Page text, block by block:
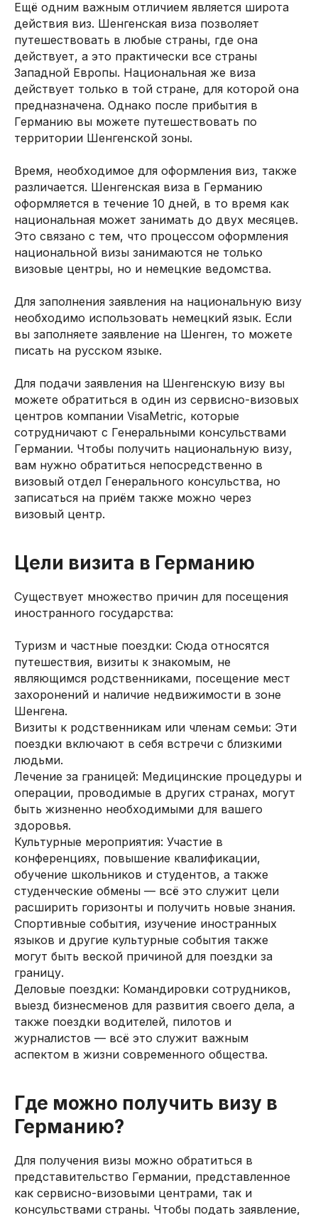
Ещё одним важным отличием является широта
действия виз. Шенгенская виза позволяет
путешествовать в любые страны, где она
действует, а это практически все страны
Западной Европы. Национальная же виза
действует только в той стране, для которой она
предназначена. Однако после прибытия в
Германию вы можете путешествовать по
территории Шенгенской зоны.
Время, необходимое для оформления виз, также
различается. Шенгенская виза в Германию
оформляется в течение 10 дней, в то время как
национальная может занимать до двух месяцев.
Это связано с тем, что процессом оформления
национальной визы занимаются не только
визовые центры, но и немецкие ведомства.
Для заполнения заявления на национальную визу
необходимо использовать немецкий язык. Если
вы заполняете заявление на Шенген, то можете
писать на русском языке.
Для подачи заявления на Шенгенскую визу вы
можете обратиться в один из сервисно-визовых
центров компании VisaMetric, которые
сотрудничают с Генеральными консульствами
Германии. Чтобы получить национальную визу,
вам нужно обратиться непосредственно в
визовый отдел Генерального консульства, но
записаться на приём также можно через
визовый центр.
Цели визита в Германию
Существует множество причин для посещения
иностранного государства:
Туризм и частные поездки: Сюда относятся
путешествия, визиты к знакомым, не
являющимся родственниками, посещение мест
захоронений и наличие недвижимости в зоне
Шенгена.
Визиты к родственникам или членам семьи: Эти
поездки включают в себя встречи с близкими
людьми.
Лечение за границей: Медицинские процедуры и
операции, проводимые в других странах, могут
быть жизненно необходимыми для вашего
здоровья.
Культурные мероприятия: Участие в
конференциях, повышение квалификации,
обучение школьников и студентов, а также
студенческие обмены — всё это служит цели
расширить горизонты и получить новые знания.
Спортивные события, изучение иностранных
языков и другие культурные события также
могут быть веской причиной для поездки за
границу.
Деловые поездки: Командировки сотрудников,
выезд бизнесменов для развития своего дела, а
также поездки водителей, пилотов и
журналистов — всё это служит важным
аспектом в жизни современного общества.
Где можно получить визу в
Германию?
Для получения визы можно обратиться в
представительство Германии, представленное
как сервисно-визовыми центрами, так и
консульствами страны. Чтобы подать заявление,